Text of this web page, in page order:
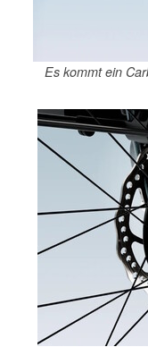
Es kommt ein